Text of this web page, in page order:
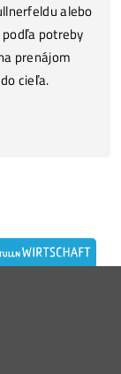
alebo
potreby
prenájom
cieľa.